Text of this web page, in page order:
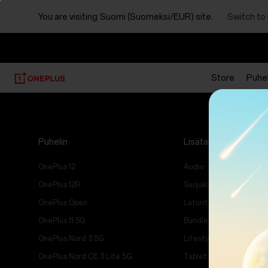
You are visiting Suomi (Suomeksi/EUR) site. Switch to
Store
Puhelin
OnePlus 12
OnePlus 12R
OnePlus Open
OnePlus 11 5G
OnePlus Nord 3 5G
OnePlus Nord CE 3 Lite 5G
Lisätarvikkeet
Audio
Suojakuoret
Laturit & Johdot
Bundles
Lifestyle
Tablet